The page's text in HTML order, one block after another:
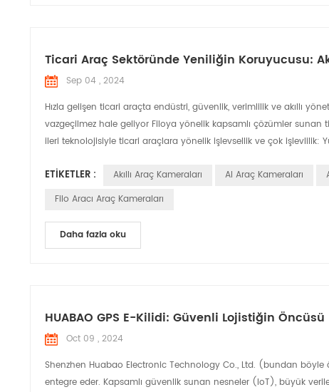
Ticari Araç Sektöründe Yeniliğin Koruyucusu:
Sep 04 , 2024
Hızla gelişen ticari araçta endüstri, güvenlik, verimlilik ve akıllı
vazgeçilmez hale geliyor Filoya yönelik kapsamlı çözümler
ileri teknolojisiyle ticari araçlara yönelik işlevsellik ve çok işlevlilik:
ETIKETLER : Akıllı Araç Kameraları AI Araç Kameraları
Filo Aracı Araç Kameraları
Daha fazla oku
HUABAO GPS E-Kilidi: Güvenli Lojistiğin Öncüsü
Oct 09 , 2024
Shenzhen Huabao Electronic Technology Co., Ltd. (bundan böyle
entegre eder. Kapsamlı güvenlik sunan nesneler (IoT), büyük